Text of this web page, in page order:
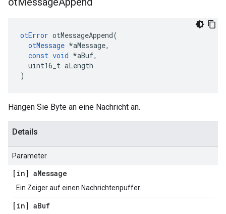
otError otMessageAppend(
otMessage *aMessage,
const void *aBuf,
uint16_t aLength
)
Hängen Sie Byte an eine Nachricht an.
Details
Parameter
[in] aMessage
Ein Zeiger auf einen Nachrichtenpuffer.
[in] aBuf